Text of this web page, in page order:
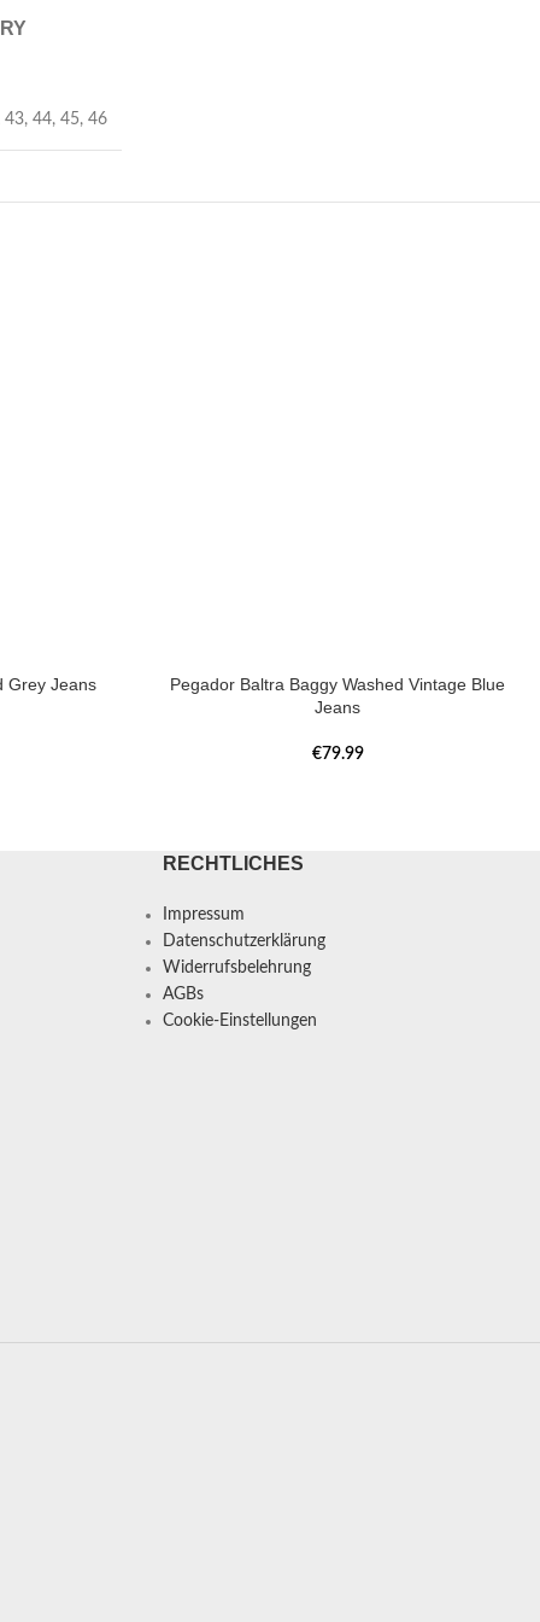
43, 44, 45, 46
Grey Jeans
Pegador Baltra Baggy Washed Vintage Blue
Jeans
€79.99
RECHTLICHES
Impressum
Datenschutzerklärung
Widerrufsbelehrung
AGBs
Cookie-Einstellungen